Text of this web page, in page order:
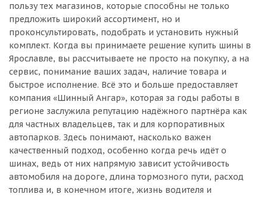
пользу тех магазинов, которые способны не только
предложить широкий ассортимент, но и
проконсультировать, подобрать и установить нужный
комплект. Когда вы принимаете решение купить шины в
Ярославле, вы рассчитываете не просто на покупку, а на
сервис, понимание ваших задач, наличие товара и
быстрое исполнение. Всё это и больше предоставляет
компания «Шинный Ангар», которая за годы работы в
регионе заслужила репутацию надёжного партнёра как
для частных владельцев, так и для корпоративных
автопарков. Здесь понимают, насколько важен
качественный подход, особенно когда речь идёт о
шинах, ведь от них напрямую зависит устойчивость
автомобиля на дороге, длина тормозного пути, расход
топлива и, в конечном итоге, жизнь водителя и